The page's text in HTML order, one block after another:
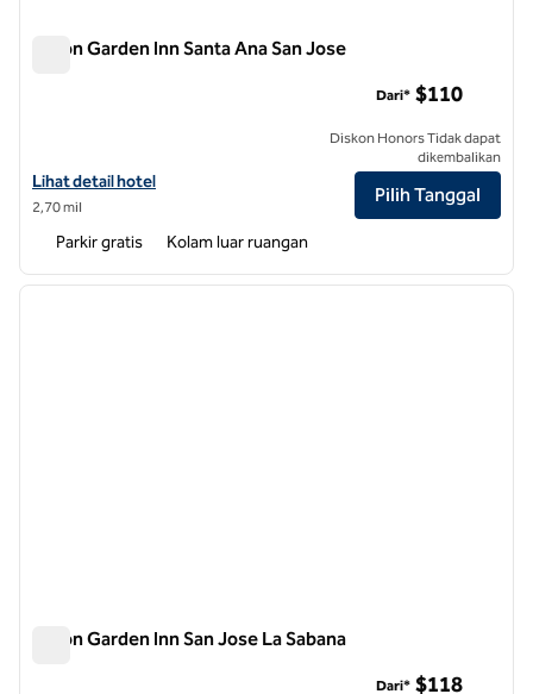
Hilton Garden Inn Santa Ana San Jose
Lihat detail hotel untuk Hilton Garden Inn Santa Ana San Jose
Lihat detail hotel
2,70 mil
Dari* $110
Diskon Honors Tidak dapat
dikembalikan
Pilih Tanggal
Parkir gratis Kolam luar ruangan
1 dari 12
Hilton Garden Inn San Jose La Sabana
Dari* $118